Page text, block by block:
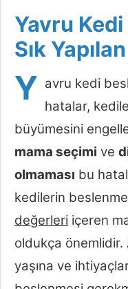
Yavru
Sık
Y avru kedi
hatalar,
büyümesini
mama seçimi ve
olmaması bu
kedilerin
değerleri içeren
oldukça önemlidir.
yaşına ve